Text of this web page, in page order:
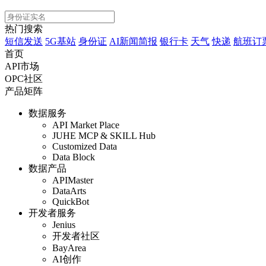
热门搜索
短信发送 5G基站 身份证 AI新闻简报 银行卡 天气 快递 航班订
首页
API市场
OPC社区
产品矩阵
数据服务
API Market Place
JUHE MCP & SKILL Hub
Customized Data
Data Block
数据产品
APIMaster
DataArts
QuickBot
开发者服务
Jenius
开发者社区
BayArea
AI创作